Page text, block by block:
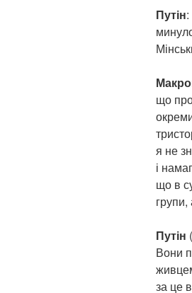
Путін
що
я не
і
що в
Путін
Вони
за це